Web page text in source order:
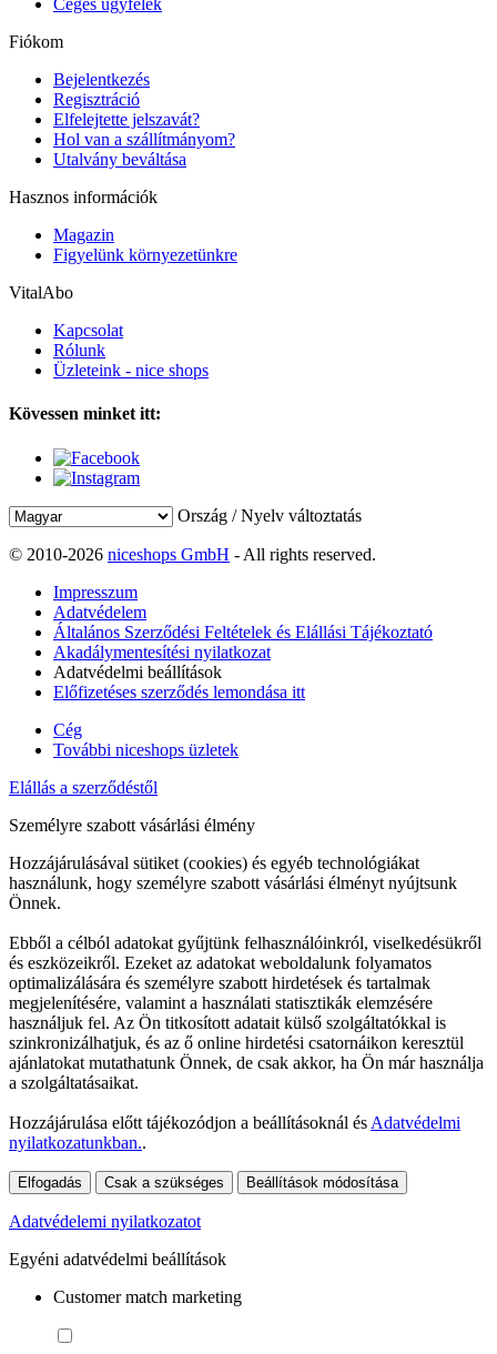
Céges ügyfelek
Fiókom
Bejelentkezés
Regisztráció
Elfelejtette jelszavát?
Hol van a szállítmányom?
Utalvány beváltása
Hasznos információk
Magazin
Figyelünk környezetünkre
VitalAbo
Kapcsolat
Rólunk
Üzleteink - nice shops
Kövessen minket itt:
Ország / Nyelv változtatás
© 2010-2026 niceshops GmbH - All rights reserved.
Impresszum
Adatvédelem
Általános Szerződési Feltételek és Elállási Tájékoztató
Akadálymentesítési nyilatkozat
Adatvédelmi beállítások
Előfizetéses szerződés lemondása itt
Cég
További niceshops üzletek
Elállás a szerződéstől
Személyre szabott vásárlási élmény
Hozzájárulásával sütiket (cookies) és egyéb technológiákat
használunk, hogy személyre szabott vásárlási élményt nyújtsunk
Önnek.
Ebből a célból adatokat gyűjtünk felhasználóinkról, viselkedésükről
és eszközeikről. Ezeket az adatokat weboldalunk folyamatos
optimalizálására és személyre szabott hirdetések és tartalmak
megjelenítésére, valamint a használati statisztikák elemzésére
használjuk fel. Az Ön titkosított adatait külső szolgáltatókkal is
szinkronizálhatjuk, és az ő online hirdetési csatornáikon keresztül
ajánlatokat mutathatunk Önnek, de csak akkor, ha Ön már használja
a szolgáltatásaikat.
Hozzájárulása előtt tájékozódjon a beállításoknál és Adatvédelmi
nyilatkozatunkban..
Elfogadás Csak a szükséges Beállítások módosítása
Adatvédelemi nyilatkozatot
Egyéni adatvédelmi beállítások
Customer match marketing